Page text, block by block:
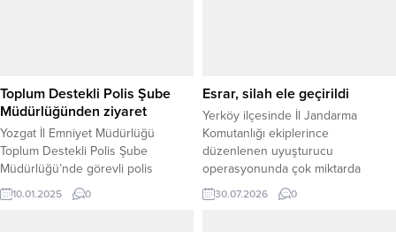
Toplum Destekli Polis Şube
Müdürlüğünden ziyaret
Yozgat İl Emniyet Müdürlüğü
Toplum Destekli Polis Şube
Müdürlüğü’nde görevli polis
ekipleri, 10 Ocak Çalışan
Gazeteciler Günü dolayısıyla
10.01.2025 0
Esrar, silah ele geçirildi
Yerköy ilçesinde İl Jandarma
Komutanlığı ekiplerince
düzenlenen uyuşturucu
operasyonunda çok miktarda
uyuşturucu madde ile ruhsatsız
silah ve mühimmat ele geçirildi. İlçe
30.07.2026 0